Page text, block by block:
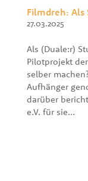
Filmdreh:
27.03.2025
Als (Duale:r)
Pilotprojekt
selber
Aufhänger
darüber
e.V. für sie...